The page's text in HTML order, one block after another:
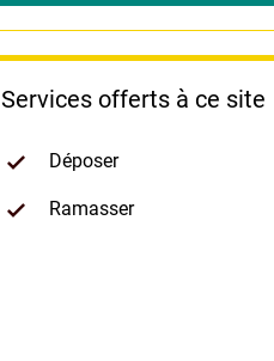
Services offerts à ce site
Déposer
Ramasser